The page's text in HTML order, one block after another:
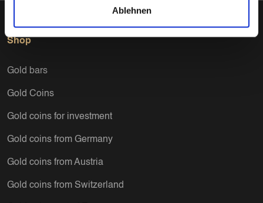
Ablehnen
Shop
Gold bars
Gold Coins
Gold coins for investment
Gold coins from Germany
Gold coins from Austria
Gold coins from Switzerland